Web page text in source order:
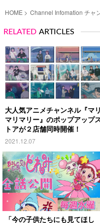
HOME Channel Infomation チャ
RELATED ARTICLES
大人気アニメチャンネル『マリ
マリマリー』のポップアップ
トアが２店舗同時開催！
2021.12.07
「今の子供たちにも見てほし